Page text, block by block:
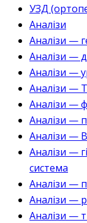
УЗД
Аналізи
Аналізи —
Аналізи —
Аналізи —
Аналізи —
Аналізи —
Аналізи —
Аналізи —
Аналізи —
система
Аналізи —
Аналізи —
Аналізи —